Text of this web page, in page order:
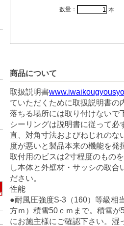
数量： 本
商品について
取扱説明書
ていただくために取扱説明書
落ちる場所には取り付けないで
シーリングは説明書に従って
直、対角寸法およびねじれの
度が悪いと製品本来の機能を
取付用のビスは2寸程度のもの
し本体と外壁材・サッシの取
ださい。
性能
●耐風圧強度S-3（160）等級相
方ｍ）積雪50ｃｍまで。積雪
にお施主様にご確認下さい。湿